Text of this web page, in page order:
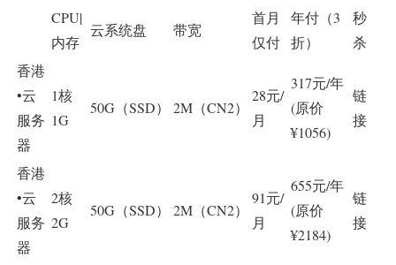
CPU|
内存
云系统盘 带宽
首月
仅付
年付（3
折）
秒
杀
香港
•云
服务
器
1核
1G
50G（SSD） 2M（CN2）
28元/
月
317元/年
(原价
¥1056)
链
接
香港
•云
服务
器
2核
2G
50G（SSD） 2M（CN2）
91元/
月
655元/年
(原价
¥2184)
链
接